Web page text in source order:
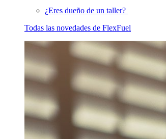
¿Eres dueño de un taller?
Todas las novedades de FlexFuel